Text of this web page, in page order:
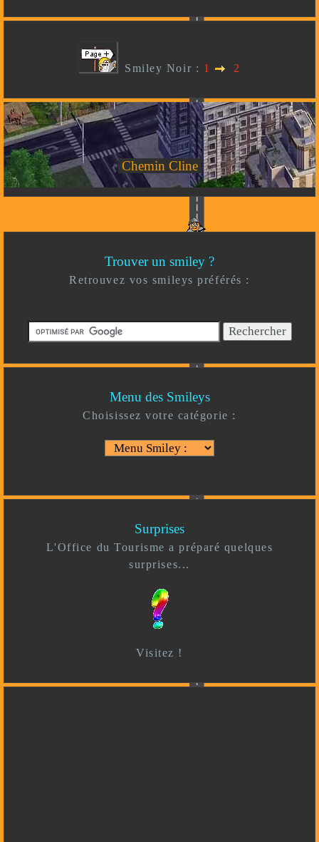
Smiley Noir : 1 2
Chemin Cline
Trouver un smiley ?
Retrouvez vos smileys préférés :
Menu des Smileys
Choisissez votre catégorie :
Surprises
L'Office du Tourisme a préparé quelques
surprises...
Visitez !